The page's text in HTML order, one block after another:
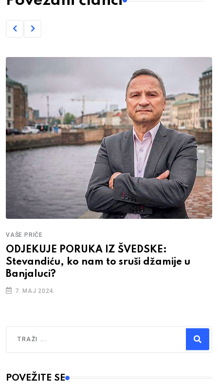
VAŠE PRIČE
ODJEKUJE PORUKA IZ ŠVEDSKE:
Stevandiću, ko nam to sruši džamije u
Banjaluci?
7. MAJ 2024.
Type 2 or more characters for results.
POVEŽITE SE